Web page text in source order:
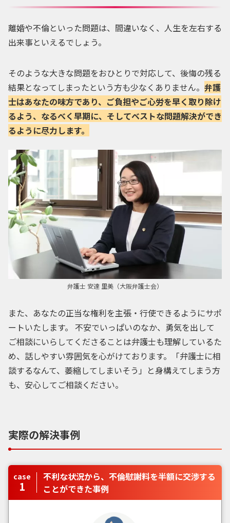
離婚や不倫といった問題は、間違いなく、人生を左右する
出来事といえるでしょう。
そのような大きな問題をおひとりで対応して、後悔の残る
結果となってしまったという方も少なくありません。 弁護
士はあなたの味方であり、ご負担やご心労を早く取り除け
るよう、なるべく早期に、そしてベストな問題解決ができ
るように尽力します。
弁護士 安達 里美（大阪弁護士会）
また、あなたの正当な権利を主張・行使できるようにサポ
ートいたします。 不安でいっぱいのなか、勇気を出して
ご相談にいらしてくださることは弁護士も理解しているた
め、話しやすい雰囲気を心がけております。「弁護士に相
談するなんて、萎縮してしまいそう」と身構えてしまう方
も、安心してご相談ください。
実際の解決事例
case
1
不利な状況から、不倫慰謝料を半額に交渉する
ことができた事例